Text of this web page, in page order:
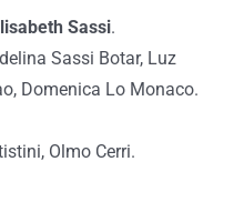
Sassi.
Sassi Botar, Luz
Domenica Lo Monaco.
Olmo Cerri.